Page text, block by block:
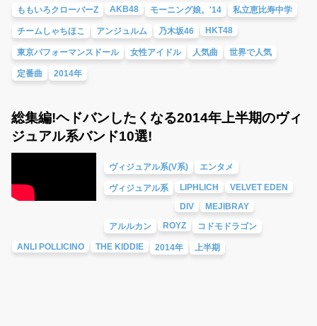
ももいろクローバーZ AKB48 モーニング娘。'14 私立恵比寿中学
チームしゃちほこ アンジュルム 乃木坂46 HKT48
東京パフォーマンスドール 女性アイドル 人気曲 世界で人気
定番曲 2014年
総集編!ヘドバンしたくなる2014年上半期のヴィ
ジュアル系バンド10選!
ヴィジュアル系(V系) エンタメ
ヴィジュアル系 LIPHLICH
VELVET EDEN
DIV
MEJIBRAY
アルルカン
ROYZ コドモドラゴン
ANLI POLLICINO THE KIDDIE 2014年 上半期